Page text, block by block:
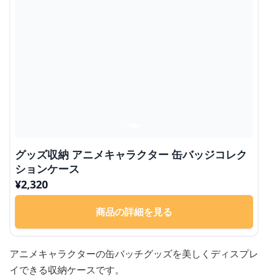
グッズ収納 アニメキャラクター 缶バッジコレク
ションケース
¥2,320
商品の詳細を見る
アニメキャラクターの缶バッチグッズを美しくディスプレ
イできる収納ケースです。